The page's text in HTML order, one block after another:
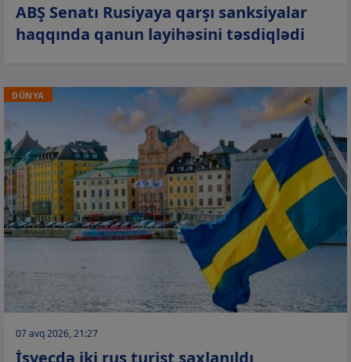
ABŞ Senatı Rusiyaya qarşı sanksiyalar
haqqında qanun layihəsini təsdiqlədi
DÜNYA
07 avq 2026, 21:27
İsveçdə iki rus turist saxlanıldı